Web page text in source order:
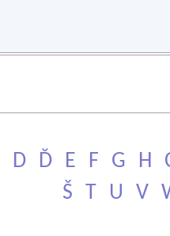
D Ď E F G H
Š
T U V